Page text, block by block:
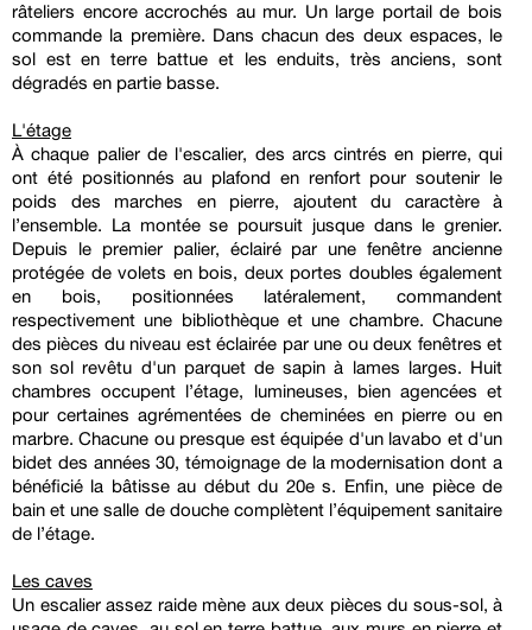
râteliers encore accrochés au mur. Un large portail de bois
commande la première. Dans chacun des deux espaces, le
sol est en terre battue et les enduits, très anciens, sont
dégradés en partie basse.
L'étage
À chaque palier de l'escalier, des arcs cintrés en pierre, qui
ont été positionnés au plafond en renfort pour soutenir le
poids des marches en pierre, ajoutent du caractère à
l’ensemble. La montée se poursuit jusque dans le grenier.
Depuis le premier palier, éclairé par une fenêtre ancienne
protégée de volets en bois, deux portes doubles également
en bois, positionnées latéralement, commandent
respectivement une bibliothèque et une chambre. Chacune
des pièces du niveau est éclairée par une ou deux fenêtres et
son sol revêtu d'un parquet de sapin à lames larges. Huit
chambres occupent l’étage, lumineuses, bien agencées et
pour certaines agrémentées de cheminées en pierre ou en
marbre. Chacune ou presque est équipée d'un lavabo et d'un
bidet des années 30, témoignage de la modernisation dont a
bénéficié la bâtisse au début du 20e s. Enfin, une pièce de
bain et une salle de douche complètent l’équipement sanitaire
de l’étage.
Les caves
Un escalier assez raide mène aux deux pièces du sous-sol, à